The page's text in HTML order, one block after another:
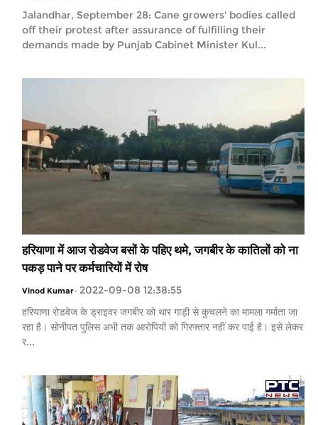
Jalandhar, September 28: Cane growers' bodies called
off their protest after assurance of fulfilling their
demands made by Punjab Cabinet Minister Kul...
हरियाणा में आज रोडवेज बसों के पहिए थमे, जगबीर के कातिलों को ना
पकड़ पाने पर कर्मचारियों में रोष
Vinod Kumar- 2022-09-08 12:38:55
हरियाणा रोडवेज के ड्राइवर जगबीर को थार गाड़ी से कुचलने का मामला गर्माता जा
रहा है। सोनीपत पुलिस अभी तक आरोपियों को गिरफ्तार नहीं कर पाई है। इसे लेकर
र...